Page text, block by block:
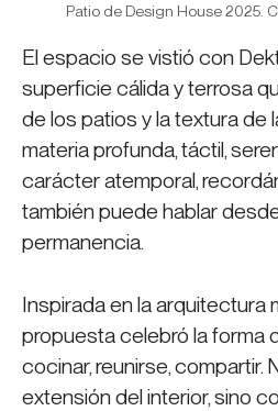
Patio de Design House 2025.
El espacio se vistió con
superficie cálida y terrosa
de los patios y la textura de
materia profunda, táctil,
carácter atemporal,
también puede hablar
permanencia.
Inspirada en la arquitectura
propuesta celebró la forma
cocinar, reunirse, compartir.
extensión del interior, sino